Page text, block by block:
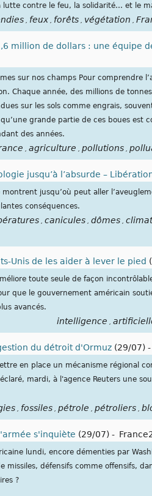
contre le feu, la solidarité… et le
feux forêts végétation
million de dollars : une équipe
sur nos champs Pour comprendre
Chaque année, des millions de
sur les sols comme engrais,
grande partie de ces boues est
des années.
agriculture pollutions
jusqu’à l’absurde –
jusqu’où peut aller
conséquences.
canicules dômes
Unis de les aider à lever le pied
toute seule de façon
que le gouvernement américain
avancés.
intelligence
du détroit d'Ormuz (29/07) -
en place un mécanisme régional
mardi, à l'agence Reuters une
fossiles pétrole pétroliers
s'inquiète (29/07) -
lundi, encore démenties par
missiles, défensifs comme offensifs,
?